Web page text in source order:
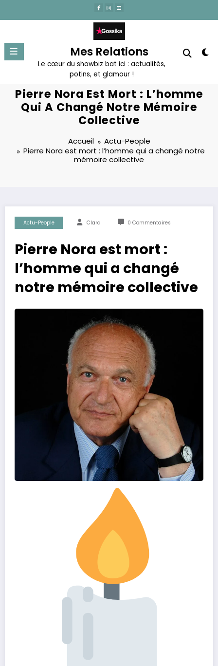
contenu
Mes Relations
Le cœur du showbiz bat ici : actualités,
potins, et glamour !
Pierre Nora Est Mort : L’homme
Qui A Changé Notre Mémoire
Collective
Accueil
Actu-People
Pierre Nora est mort : l’homme qui a changé notre
mémoire collective
Actu-People Clara 0 Commentaires
Pierre Nora est mort :
l’homme qui a changé
notre mémoire collective